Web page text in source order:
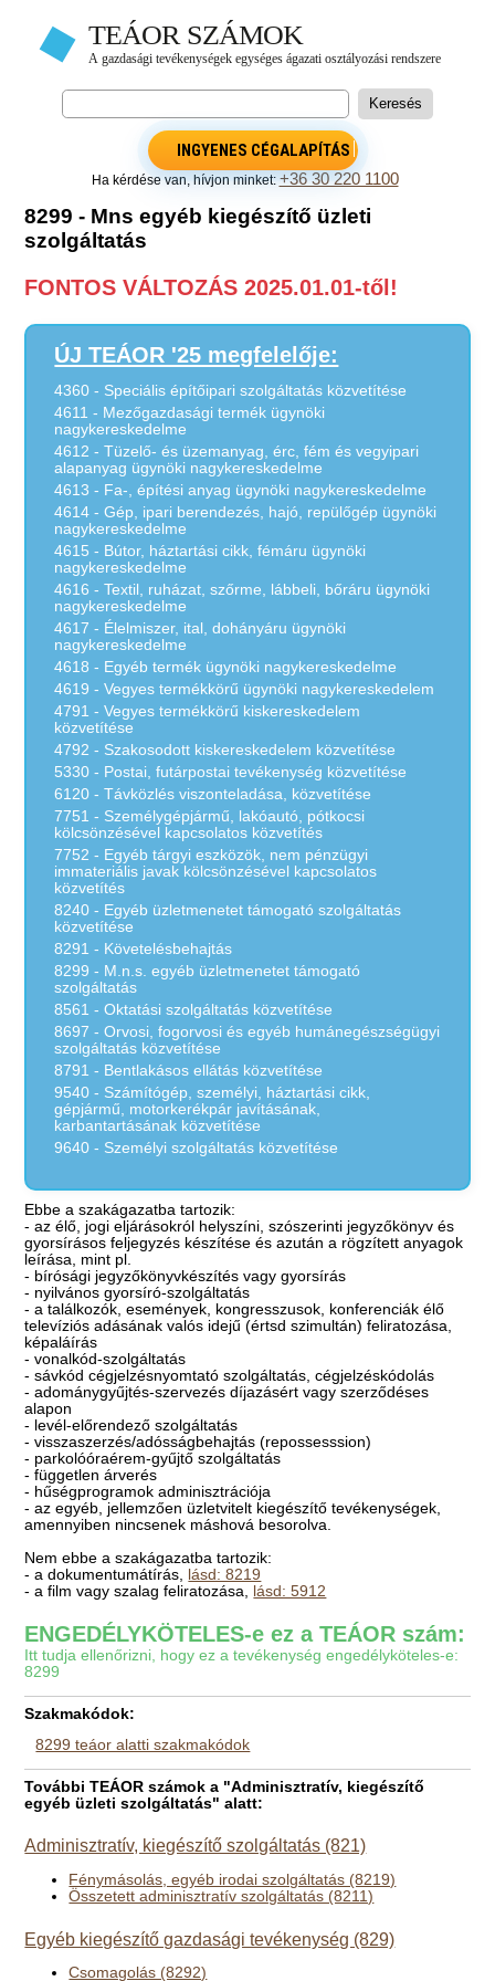
INGYENES CÉGALAPÍTÁS
Ha kérdése van, hívjon minket:+36 30 220 1100
8299 - Mns egyéb kiegészítő üzleti
szolgáltatás
FONTOS VÁLTOZÁS 2025.01.01-től!
ÚJ TEÁOR '25 megfelelője:
4360 - Speciális építőipari szolgáltatás közvetítése
4611 - Mezőgazdasági termék ügynöki
nagykereskedelme
4612 - Tüzelő- és üzemanyag, érc, fém és vegyipari
alapanyag ügynöki nagykereskedelme
4613 - Fa-, építési anyag ügynöki nagykereskedelme
4614 - Gép, ipari berendezés, hajó, repülőgép ügynöki
nagykereskedelme
4615 - Bútor, háztartási cikk, fémáru ügynöki
nagykereskedelme
4616 - Textil, ruházat, szőrme, lábbeli, bőráru ügynöki
nagykereskedelme
4617 - Élelmiszer, ital, dohányáru ügynöki
nagykereskedelme
4618 - Egyéb termék ügynöki nagykereskedelme
4619 - Vegyes termékkörű ügynöki nagykereskedelem
4791 - Vegyes termékkörű kiskereskedelem
közvetítése
4792 - Szakosodott kiskereskedelem közvetítése
5330 - Postai, futárpostai tevékenység közvetítése
6120 - Távközlés viszonteladása, közvetítése
7751 - Személygépjármű, lakóautó, pótkocsi
kölcsönzésével kapcsolatos közvetítés
7752 - Egyéb tárgyi eszközök, nem pénzügyi
immateriális javak kölcsönzésével kapcsolatos
közvetítés
8240 - Egyéb üzletmenetet támogató szolgáltatás
közvetítése
8291 - Követelésbehajtás
8299 - M.n.s. egyéb üzletmenetet támogató
szolgáltatás
8561 - Oktatási szolgáltatás közvetítése
8697 - Orvosi, fogorvosi és egyéb humánegészségügyi
szolgáltatás közvetítése
8791 - Bentlakásos ellátás közvetítése
9540 - Számítógép, személyi, háztartási cikk,
gépjármű, motorkerékpár javításának,
karbantartásának közvetítése
9640 - Személyi szolgáltatás közvetítése
Ebbe a szakágazatba tartozik:
- az élő, jogi eljárásokról helyszíni, szószerinti jegyzőkönyv és
gyorsírásos feljegyzés készítése és azután a rögzített anyagok
leírása, mint pl.
- bírósági jegyzőkönyvkészítés vagy gyorsírás
- nyilvános gyorsíró-szolgáltatás
- a találkozók, események, kongresszusok, konferenciák élő
televíziós adásának valós idejű (értsd szimultán) feliratozása,
képaláírás
- vonalkód-szolgáltatás
- sávkód cégjelzésnyomtató szolgáltatás, cégjelzéskódolás
- adománygyűjtés-szervezés díjazásért vagy szerződéses
alapon
- levél-előrendező szolgáltatás
- visszaszerzés/adósságbehajtás (repossesssion)
- parkolóóraérem-gyűjtő szolgáltatás
- független árverés
- hűségprogramok adminisztrációja
- az egyéb, jellemzően üzletvitelt kiegészítő tevékenységek,
amennyiben nincsenek máshová besorolva.
Nem ebbe a szakágazatba tartozik:
- a dokumentumátírás, lásd: 8219
- a film vagy szalag feliratozása, lásd: 5912
ENGEDÉLYKÖTELES-e ez a TEÁOR szám:
Itt tudja ellenőrizni, hogy ez a tevékenység engedélyköteles-e:
8299
Szakmakódok:
8299 teáor alatti szakmakódok
További TEÁOR számok a "Adminisztratív, kiegészítő
egyéb üzleti szolgáltatás" alatt:
Adminisztratív, kiegészítő szolgáltatás (821)
Fénymásolás, egyéb irodai szolgáltatás (8219)
Összetett adminisztratív szolgáltatás (8211)
Egyéb kiegészítő gazdasági tevékenység (829)
Csomagolás (8292)